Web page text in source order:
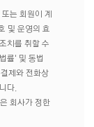
는 회원이 계
및 운영의 효
치를 취할 수
률' 및 동법
제와 전화상
다.
회사가 정한